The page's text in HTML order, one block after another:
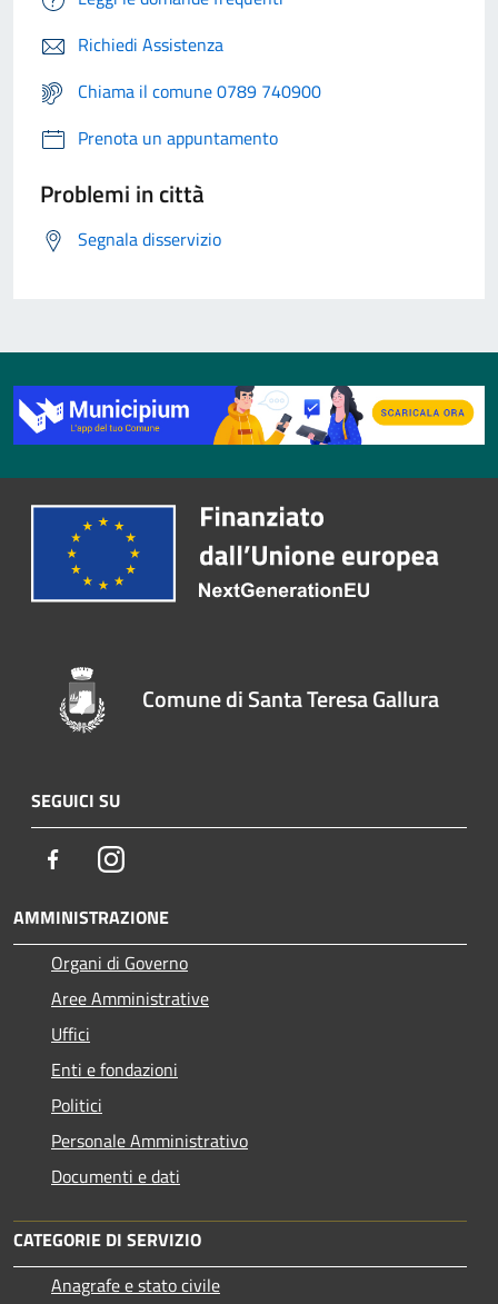
Richiedi Assistenza
Chiama il comune 0789 740900
Prenota un appuntamento
Problemi in città
Segnala disservizio
Comune di Santa Teresa Gallura
SEGUICI SU
FacebookInstagram
AMMINISTRAZIONE
Organi di Governo
Aree Amministrative
Uffici
Enti e fondazioni
Politici
Personale Amministrativo
Documenti e dati
CATEGORIE DI SERVIZIO
Anagrafe e stato civile